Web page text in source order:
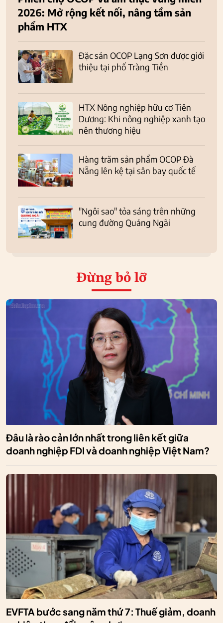
2026: Mở rộng kết nối, nâng tầm sản
phẩm HTX
Đặc sản OCOP Lạng Sơn được giới
thiệu tại phố Tràng Tiền
HTX Nông nghiệp hữu cơ Tiên
Dương: Khi nông nghiệp xanh tạo
nên thương hiệu
Hàng trăm sản phẩm OCOP Đà
Nẵng lên kệ tại sân bay quốc tế
"Ngôi sao" tỏa sáng trên những
cung đường Quảng Ngãi
Đừng bỏ lỡ
Đâu là rào cản lớn nhất trong liên kết giữa
doanh nghiệp FDI và doanh nghiệp Việt Nam?
EVFTA bước sang năm thứ 7: Thuế giảm, doanh